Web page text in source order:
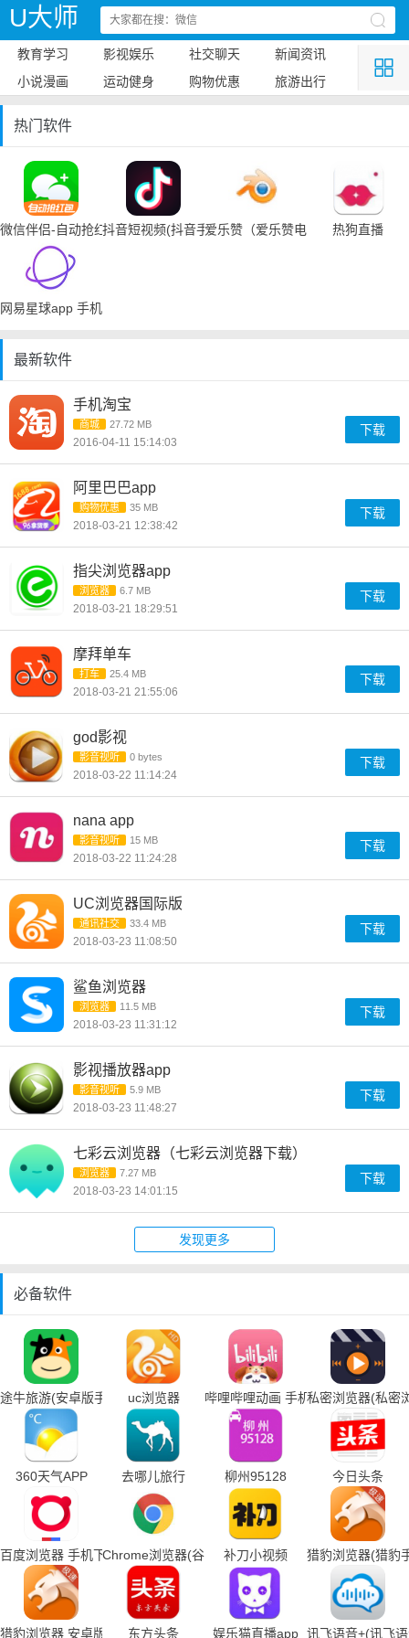
U大师
教育学习 影视娱乐 社交聊天
新闻资讯
小说漫画
运动健身 购物优惠 旅游出行
热门软件
微信伴侣-自动抢红包抖音短视频(抖音手机下载)爱乐赞（爱乐赞电脑手机下载）
热狗直播
网易星球app 手机下载
最新软件
手机淘宝
商城 27.72 MB
2016-04-11 15:14:03
下载
阿里巴巴app
购物优惠 35 MB
2018-03-21 12:38:42
下载
指尖浏览器app
浏览器 6.7 MB
2018-03-21 18:29:51
下载
摩拜单车
打车 25.4 MB
2018-03-21 21:55:06
下载
god影视
影音视听 0 bytes
2018-03-22 11:14:24
下载
nana app
影音视听 15 MB
2018-03-22 11:24:28
下载
UC浏览器国际版
通讯社交 33.4 MB
2018-03-23 11:08:50
下载
鲨鱼浏览器
浏览器 11.5 MB
2018-03-23 11:31:12
下载
影视播放器app
影音视听 5.9 MB
2018-03-23 11:48:27
下载
七彩云浏览器（七彩云浏览器下载）
浏览器 7.27 MB
2018-03-23 14:01:15
下载
发现更多
必备软件
途牛旅游(安卓版手机下载)uc浏览器 哔哩哔哩动画 手机下载私密浏览器(私密
360天气APP 去哪儿旅行 柳州95128 今日头条
百度浏览器 手机下载Chrome浏览器(谷歌浏览器手机下载)
补刀小视频 猎豹浏览器(猎豹
猎豹浏览器 安卓版 东方头条 娱乐猫直播app 讯飞语音+(讯飞